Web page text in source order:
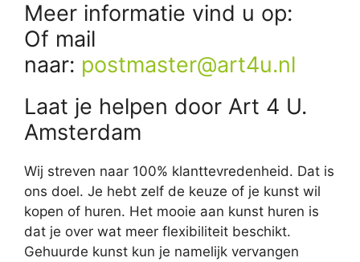
Meer informatie vind u op:
Of mail
naar: postmaster@art4u.nl
Laat je helpen door Art 4 U.
Amsterdam
Wij streven naar 100% klanttevredenheid. Dat is
ons doel. Je hebt zelf de keuze of je kunst wil
kopen of huren. Het mooie aan kunst huren is
dat je over wat meer flexibiliteit beschikt.
Gehuurde kunst kun je namelijk vervangen